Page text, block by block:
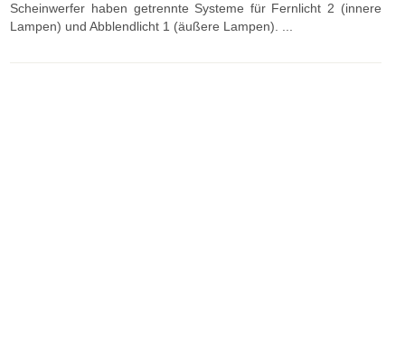
Scheinwerfer haben getrennte Systeme für Fernlicht 2 (innere
Lampen) und Abblendlicht 1 (äußere Lampen). ...